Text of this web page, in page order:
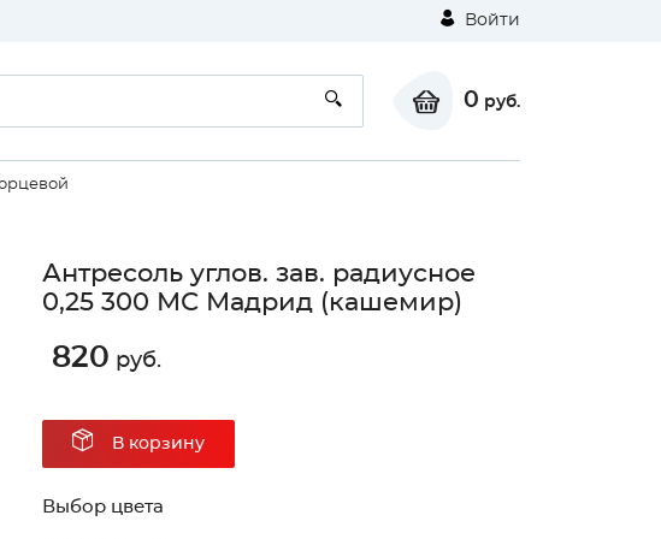
Войти
0 руб.
Антресоль углов. зав. радиусное
0,25 300 МС Мадрид (кашемир)
820 руб.
В корзину
Выбор цвета